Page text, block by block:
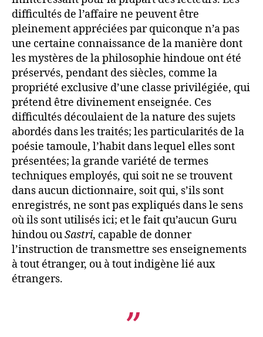
difficultés de l’affaire ne peuvent être
pleinement appréciées par quiconque n’a pas
une certaine connaissance de la manière dont
les mystères de la philosophie hindoue ont été
préservés, pendant des siècles, comme la
propriété exclusive d’une classe privilégiée, qui
prétend être divinement enseignée. Ces
difficultés découlaient de la nature des sujets
abordés dans les traités; les particularités de la
poésie tamoule, l’habit dans lequel elles sont
présentées; la grande variété de termes
techniques employés, qui soit ne se trouvent
dans aucun dictionnaire, soit qui, s’ils sont
enregistrés, ne sont pas expliqués dans le sens
où ils sont utilisés ici; et le fait qu’aucun Guru
hindou ouSastri, capable de donner
l’instruction de transmettre ses enseignements
à tout étranger, ou à tout indigène lié aux
étrangers.